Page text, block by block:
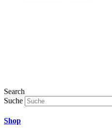
Search
Suche
Shop